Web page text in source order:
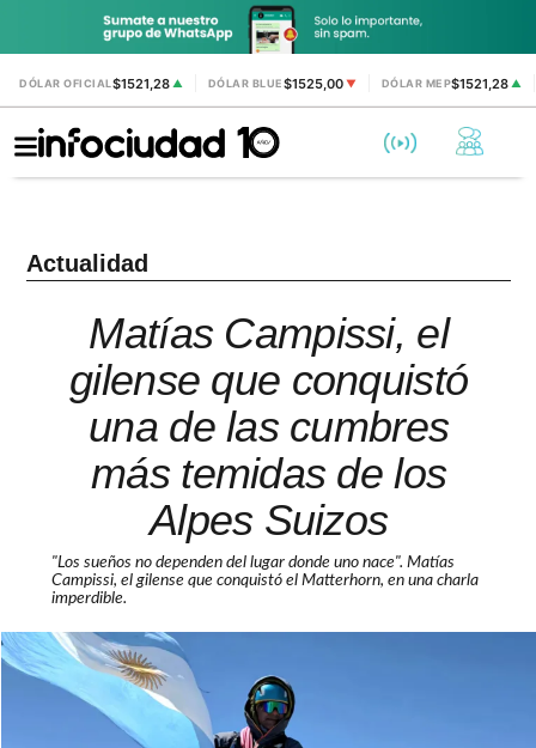
DÓLAR OFICIAL$1521,28 ▲ DÓLAR BLUE$1525,00 ▼ DÓLAR MEP$1521,28▲
Actualidad
Matías Campissi, el
gilense que conquistó
una de las cumbres
más temidas de los
Alpes Suizos
"Los sueños no dependen del lugar donde uno nace". Matías
Campissi, el gilense que conquistó el Matterhorn, en una charla
imperdible.